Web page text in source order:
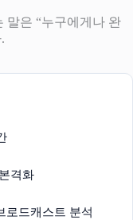
말은 “누구에게나 완
격화
로드캐스트 분석